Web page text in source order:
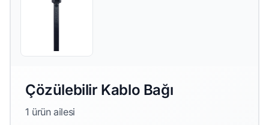
Çözülebilir Kablo Bağı
1 ürün ailesi